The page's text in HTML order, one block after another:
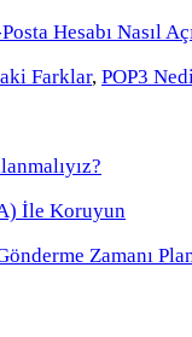
Hesabı Nasıl
Farklar, POP3
İle Koruyun
Zamanı